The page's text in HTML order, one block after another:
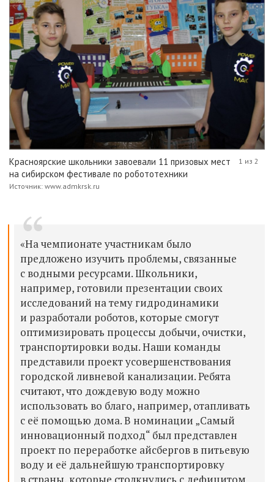
Красноярские школьники завоевали 11 призовых мест
на сибирском фестивале по робототехники
Источник: www.admkrsk.ru
1 из 2
«На чемпионате участникам было
предложено изучить проблемы, связанные
с водными ресурсами. Школьники,
например, готовили презентации своих
исследований на тему гидродинамики
и разработали роботов, которые смогут
оптимизировать процессы добычи, очистки,
транспортировки воды. Наши команды
представили проект усовершенствования
городской ливневой канализации. Ребята
считают, что дождевую воду можно
использовать во благо, например, отапливать
с её помощью дома. В номинации „Самый
инновационный подход“ был представлен
проект по переработке айсбергов в питьевую
воду и её дальнейшую транспортировку